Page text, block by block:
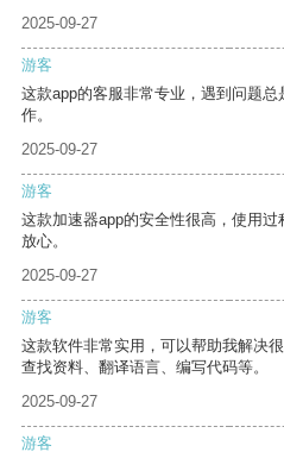
2025-09-27
游客
这款app的客服非常专业，遇到问题
作。
2025-09-27
游客
这款加速器app的安全性很高，使用
放心。
2025-09-27
游客
这款软件非常实用，可以帮助我解决
查找资料、翻译语言、编写代码等。
2025-09-27
游客